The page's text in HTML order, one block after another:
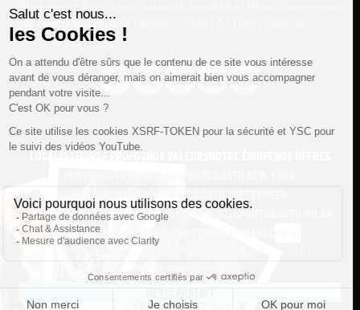
Photobooth Rental sharingbox Unforgettable Photo Experiences
for Events and Leisure Venues © 2026 - All rights reserved
PHOTOBOOTH LAUSANNEPHOTOBOOTH BERLIN
PHOTOBOOTH MILAN
PHOTOBOOTH BARCELONE